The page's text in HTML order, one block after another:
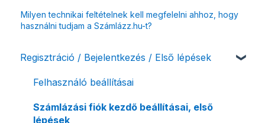
Milyen technikai feltételnek kell megfelelni ahhoz, hogy
használni tudjam a Számlázz.hu-t?
Regisztráció / Bejelentkezés / Első lépések
Felhasználó beállításai
Számlázási fiók kezdő beállításai, első
lépések